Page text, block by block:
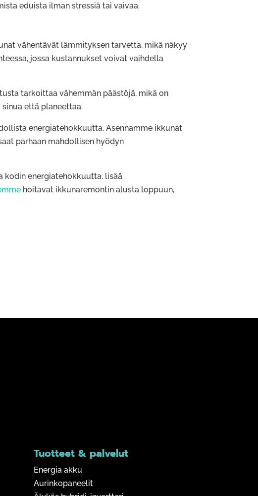
eduista ilman stressiä tai vaivaa.
vähentävät lämmityksen tarvetta, mikä näkyy
jossa kustannukset voivat vaihdella
tarkoittaa vähemmän päästöjä, mikä on
että planeettaa.
energiatehokkuutta. Asennamme ikkunat
parhaan mahdollisen hyödyn
kodin energiatehokkuutta, lisää
hoitavat ikkunaremontin alusta loppuun,
Tuotteet & palvelut
Energia akku
Aurinkopaneelit